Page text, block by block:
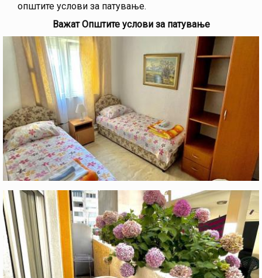
општите услови за патување.
Важат Општите услови за патување